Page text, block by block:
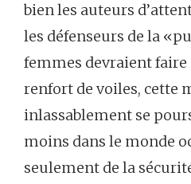
bien les auteurs
les défenseurs de la
femmes devraient faire
renfort de voiles, cette
inlassablement se
moins dans le monde
seulement de la